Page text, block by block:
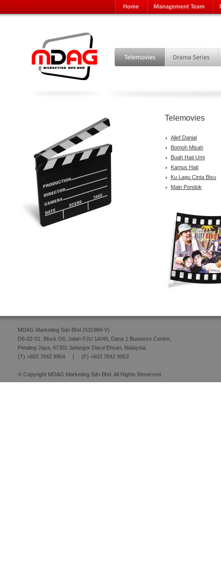
Telemovies
Alief Danial
Bomoh Misah
Buah Hati Umi
Kamus Hati
Ku Lagu Cinta Bisu
Main Pondok